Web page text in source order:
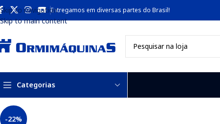
Skip to navigation
Skip to main content
Entregamos em diversas partes do Brasil!
Categorias
-22%